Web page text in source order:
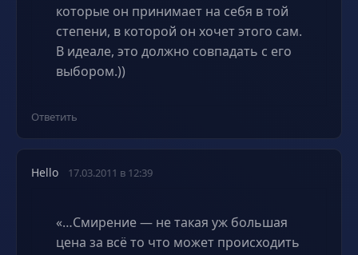
которые он принимает на себя в той
степени, в которой он хочет этого сам.
В идеале, это должно совпадать с его
выбором.))
Ответить
Hello 17.03.2011 в 12:39
«…Смирение — не такая уж большая
цена за всё то что может происходить